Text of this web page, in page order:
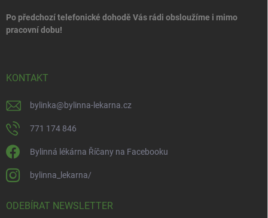
Po předchozí telefonické dohodě Vás rádi obsloužíme i mimo
pracovní dobu!
KONTAKT
bylinka@bylinna-lekarna.cz
771 174 846
Bylinná lékárna Říčany na Facebooku
bylinna_lekarna/
ODEBÍRAT NEWSLETTER